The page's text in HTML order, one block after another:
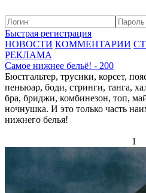
Быстрая регистрация
НОВОСТИ КОММЕНТАРИИ
РЕКЛАМА
Самое нижнее бельё! - 200
Бюстгальтер, трусики, корсет,
пеньюар, боди, стринги, танга,
бра, бриджи, комбинезон, топ,
ночнушка. И это только часть
нижнего белья!
1